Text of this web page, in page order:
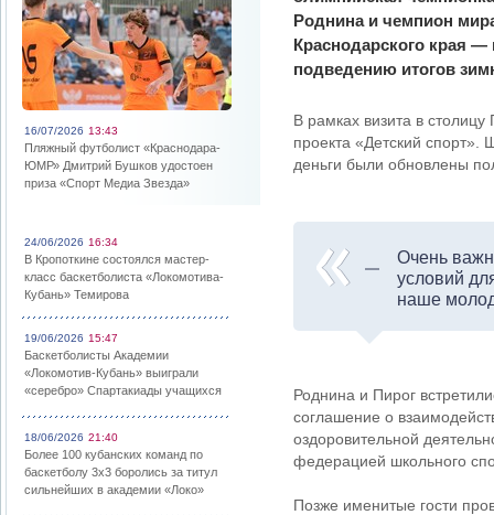
16/07/2026 13:43
Пляжный футболист «Краснодара-
ЮМР» Дмитрий Бушков удостоен
приза «Спорт Медиа Звезда»
24/06/2026 16:34
В Кропоткине состоялся мастер-
класс баскетболиста «Локомотива-
Кубань» Темирова
19/06/2026 15:47
Баскетболисты Академии
«Локомотив-Кубань» выиграли
«серебро» Спартакиады учащихся
18/06/2026 21:40
Более 100 кубанских команд по
баскетболу 3х3 боролись за титул
сильнейших в академии «Локо»
Роднина и чемпион
Краснодарского края
подведению итогов
В рамках визита в
проекта «Детский
деньги были обновлены
Очень
условий
наше
Роднина и Пирог
соглашение о
оздоровительной
федерацией школьного
Позже именитые гости